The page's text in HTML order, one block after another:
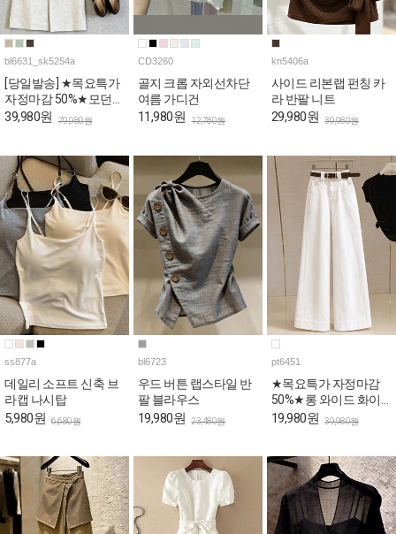
bl6631_sk5254a
[당일발송] ★목요특가
자정마감 50%★모던
오피스룩 블라우스&H
39,980원 79,980원
CD3260
골지 크롭 자외선차단
여름 가디건
11,980원 12,780원
kn5406a
사이드 리본랩 펀칭 카
라 반팔 니트
29,980원 39,980원
ss877a
데일리 소프트 신축 브
라캡 나시탑
5,980원 6,680원
bl6723
우드 버튼 랩스타일 반
팔 블라우스
19,980원 23,480원
pt6451
★목요특가 자정마감
50%★롱 와이드 화이
트 코튼 팬츠
19,980원 39,980원